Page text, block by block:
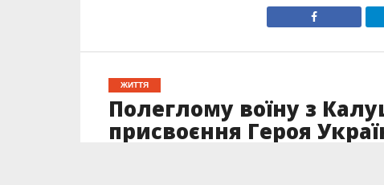
ЖИТТЯ
Полеглому воїну з
присвоєння Героя